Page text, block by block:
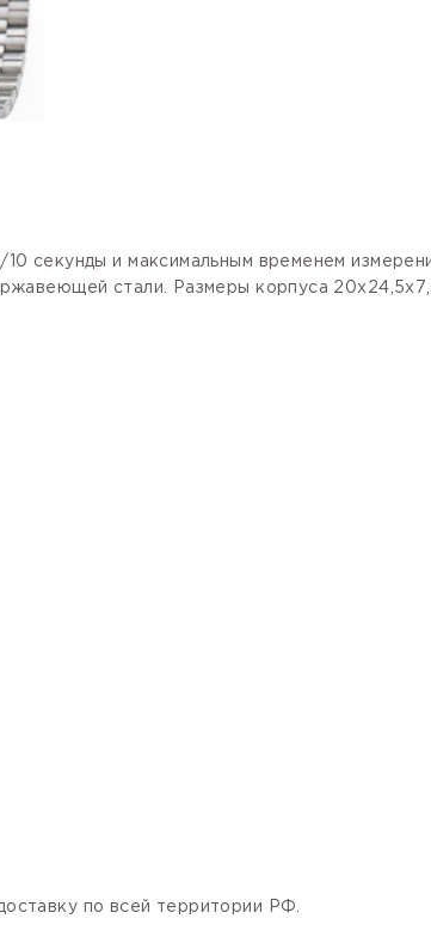
секунды и максимальным временем
стали. Размеры корпуса
по всей территории РФ.